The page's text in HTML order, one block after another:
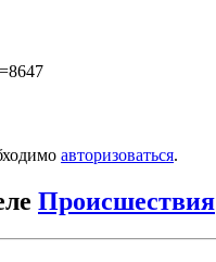
авторизоваться.
Происшествия